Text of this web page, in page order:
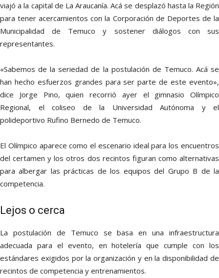
viajó a la capital de La Araucanía. Acá se desplazó hasta la Región
para tener acercamientos con la Corporación de Deportes de la
Municipalidad de Temuco y sostener diálogos con sus
representantes.
«Sabemos de la seriedad de la postulación de Temuco. Acá se
han hecho esfuerzos grandes para ser parte de este evento»,
dice Jorge Pino, quien recorrió ayer el gimnasio Olímpico
Regional, el coliseo de la Universidad Autónoma y el
polideportivo Rufino Bernedo de Temuco.
El Olímpico aparece como el escenario ideal para los encuentros
del certamen y los otros dos recintos figuran como alternativas
para albergar las prácticas de los equipos del Grupo B de la
competencia.
Lejos o cerca
La postulación de Temuco se basa en una infraestructura
adecuada para el evento, en hotelería que cumple con los
estándares exigidos por la organización y en la disponibilidad de
recintos de competencia y entrenamientos.